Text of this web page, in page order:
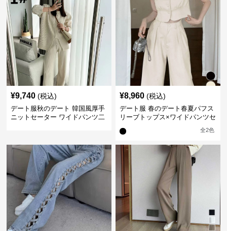
¥9,740 (税込)
デート服秋のデート 韓国風厚手
ニットセーター ワイドパンツ二
¥8,960 (税込)
デート服 春のデート春夏パフス
リーブトップス×ワイドパンツセ
全2色